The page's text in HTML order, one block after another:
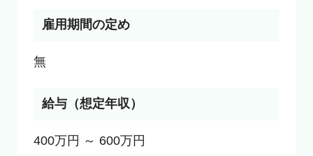
雇用期間の定め
無
給与（想定年収）
400万円 ～ 600万円